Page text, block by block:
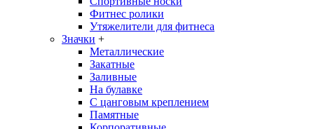
Фитнес ролики
Утяжелители для фитнеса
Значки +
Металлические
Закатные
Заливные
На булавке
С цанговым креплением
Памятные